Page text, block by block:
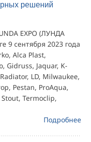
решений
EXPO (ЛУНДА
9 сентября 2023 года
Alca Plast,
Gidruss, Jaquar, K-
LD, Milwaukee,
Pestan, ProAqua,
Termoclip,
Подробнее